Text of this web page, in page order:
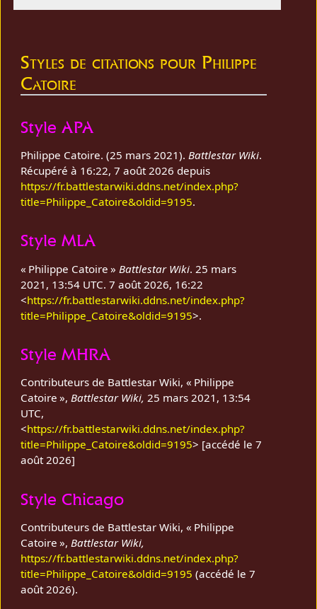
Styles de citations pour Philippe
Catoire
Style APA
Philippe Catoire. (25 mars 2021).Battlestar Wiki.
Récupéré à 16:22, 7 août 2026 depuis
https://fr.battlestarwiki.ddns.net/index.php?
title=Philippe_Catoire&oldid=9195.
Style MLA
« Philippe Catoire » Battlestar Wiki. 25 mars
2021, 13:54 UTC. 7 août 2026, 16:22
<https://fr.battlestarwiki.ddns.net/index.php?
title=Philippe_Catoire&oldid=9195>.
Style MHRA
Contributeurs de Battlestar Wiki, « Philippe
Catoire »,Battlestar Wiki, 25 mars 2021, 13:54
UTC,
<https://fr.battlestarwiki.ddns.net/index.php?
title=Philippe_Catoire&oldid=9195> [accédé le 7
août 2026]
Style Chicago
Contributeurs de Battlestar Wiki, « Philippe
Catoire », Battlestar Wiki,
https://fr.battlestarwiki.ddns.net/index.php?
title=Philippe_Catoire&oldid=9195 (accédé le 7
août 2026).